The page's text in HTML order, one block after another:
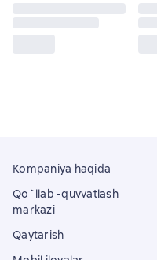
Kompaniya haqida
Qo`llab -quvvatlash
markazi
Qaytarish